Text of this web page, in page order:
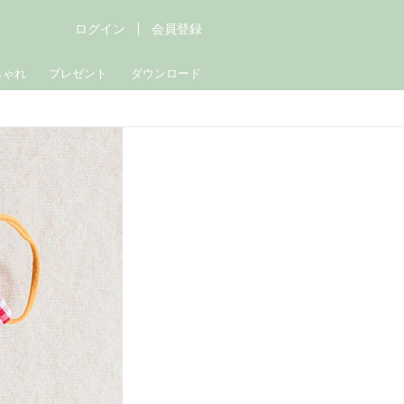
ゃれ プレゼント ダウンロード
ログイン 会員登録